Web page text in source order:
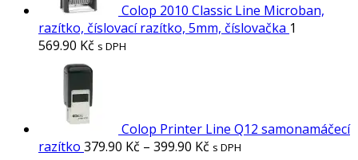
Colop 2010 Classic Line Microban,
razítko, číslovací razítko, 5mm, číslovačka 1
569.90 Kč s DPH
Colop Printer Line Q12 samonamáčecí
razítko 379.90 Kč – 399.90 Kč s DPH